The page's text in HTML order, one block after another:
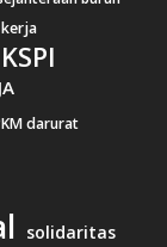
KSPI
darurat
solidaritas